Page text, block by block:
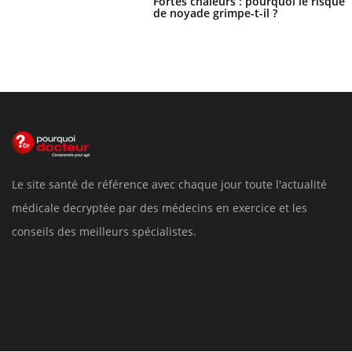
de noyade grimpe-t-il ?
Le site santé de référence avec chaque jour toute l'actualité
médicale decryptée par des médecins en exercice et les
conseils des meilleurs spécialistes.